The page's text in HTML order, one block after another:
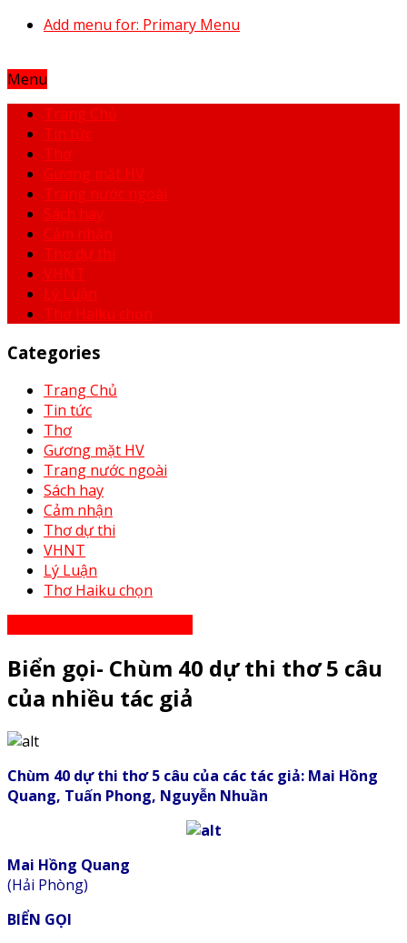
Add menu for: Primary Menu
Menu
Trang Chủ
Tin tức
Thơ
Gương mặt HV
Trang nước ngoài
Sách hay
Cảm nhận
Thơ dự thi
VHNT
Lý Luận
Thơ Haiku chọn
Categories
Trang Chủ
Tin tức
Thơ
Gương mặt HV
Trang nước ngoài
Sách hay
Cảm nhận
Thơ dự thi
VHNT
Lý Luận
Thơ Haiku chọn
Biển gọi- Chùm 40 dự thi thơ 5 câu
của nhiều tác giả
Chùm 40 dự thi thơ 5 câu của các tác giả: Mai Hồng
Quang, Tuấn Phong, Nguyễn Nhuần
Mai Hồng Quang
(Hải Phòng)
BIỂN GỌI